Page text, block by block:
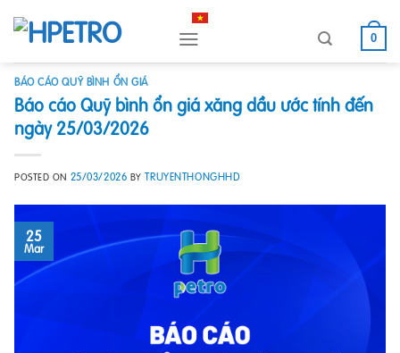
content
0
BÁO CÁO QUỸ BÌNH ỔN GIÁ
Báo cáo Quỹ bình ổn giá xăng dầu ước tính đến
ngày 25/03/2026
POSTED ON 25/03/2026 BYTRUYENTHONGHHD
25
Mar